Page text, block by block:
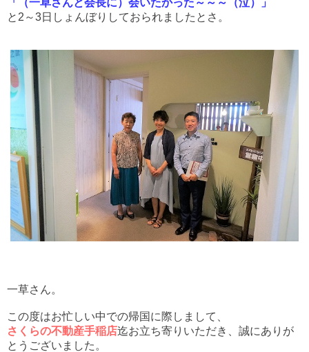
「（一草さんと会長に）会いたかった～～～（泣）」
と2～3日しょんぼりしておられましたとさ。
一草さん。
この度はお忙しい中での帰国に際しまして、
さくらの不動産手稲店迄お立ち寄りいただき、誠にありが
とうございました。